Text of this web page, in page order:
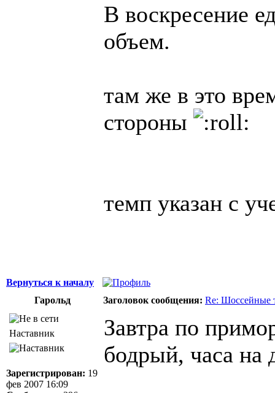
В воскресение
объем.
там же в это
стороны
темп указан с
Вернуться к началу
Гарольд
Заголовок сообщения: Re: Шоссейные
Наставник
Зарегистрирован: 19
фев 2007 16:09
Завтра по
бодрый, часа